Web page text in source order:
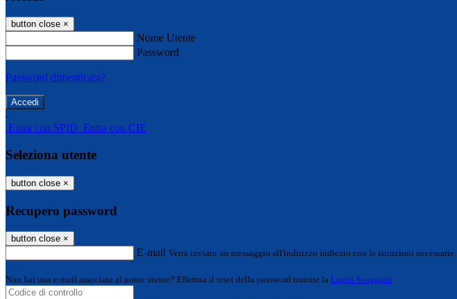
button close ×
Nome Utente
Password
Password dimenticata?
-
Entra con SPID Entra con CIE
Seleziona utente
button close ×
Recupero password
button close ×
E-mail Verrà inviato un messaggio all'indirizzo indicato con le istruzioni necessarie.
Non hai una e-mail associata al nome utente? Effettua il reset della password tramite la Login Spaggiari